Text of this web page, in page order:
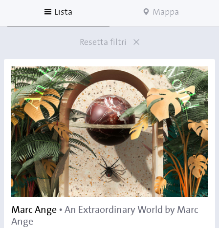
Lista Mappa
Resetta filtri
Marc Ange • An Extraordinary World by Marc
Ange